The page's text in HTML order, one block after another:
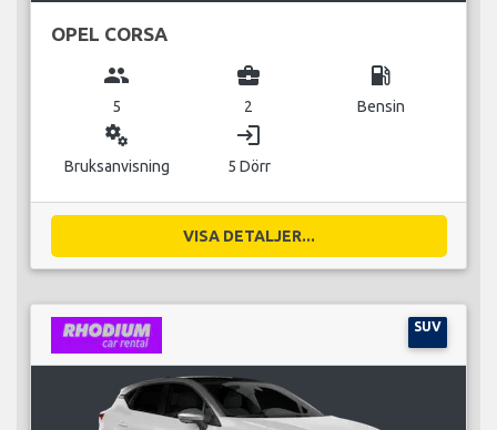
OPEL CORSA
group
5
business_center
2
local_gas_station
Bensin
miscellaneous_services
Bruksanvisning
login
5 Dörr
VISA DETALJER...
SUV